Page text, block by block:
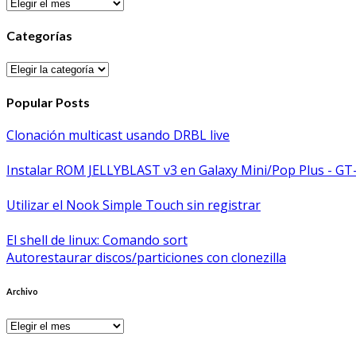
Categorías
Categorías
Popular Posts
Clonación multicast usando DRBL live
Instalar ROM JELLYBLAST v3 en Galaxy Mini/Pop Plus -
Utilizar el Nook Simple Touch sin registrar
El shell de linux: Comando sort
Autorestaurar discos/particiones con clonezilla
Archivo
Archivo